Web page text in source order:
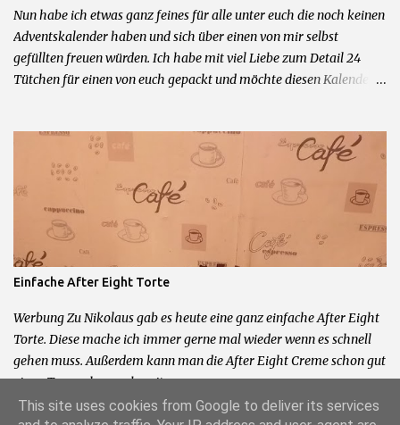
Barauszahlung möglich.
Nun habe ich etwas ganz feines für alle unter euch die noch keinen
Adventskalender haben und sich über einen von mir selbst
gefüllten freuen würden. Ich habe mit viel Liebe zum Detail 24
Tütchen für einen von euch gepackt und möchte diesen Kalender
Ihr mir ein Kommentar und eine Kontaktmöglichkeit hinterlasst.
Ausgelost wird passend zu meinem 2. Bloggeburtstag am
24.11.2015 um 20 Uhr. Damit der Kalender auch noch passend zum
01.12. bei euch ist, hat der Gewinner nur 24 Stunden Zeit sich zu
melden bevor ich neu auslose. Teilnahme nur mit deutscher
Postanschrift. Kein Ersatz bei Verlust durch den Postweg.
Teilnahme ab 16 Jahren. Kein Rechtsweg und keine Barauszahlung
Einfache After Eight Torte
Werbung Zu Nikolaus gab es heute eine ganz einfache After Eight
Torte. Diese mache ich immer gerne mal wieder wenn es schnell
gehen muss. Außerdem kann man die After Eight Creme schon gut
einen Tag vorher vorbereiten.
This site uses cookies from Google to deliver its services